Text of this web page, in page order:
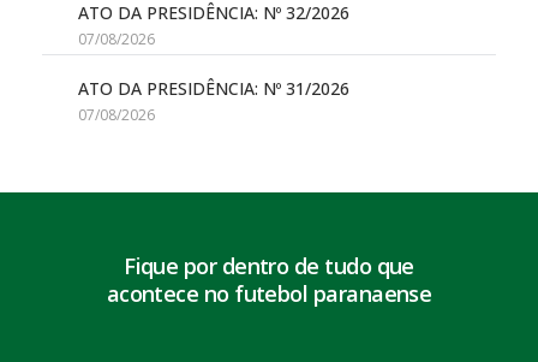
ATO DA PRESIDÊNCIA: Nº 32/2026
07/08/2026
ATO DA PRESIDÊNCIA: Nº 31/2026
07/08/2026
Fique por dentro de tudo que
acontece no futebol paranaense